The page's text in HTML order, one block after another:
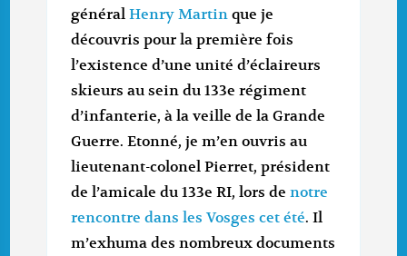
généralHenry Martin que je
découvris pour la première fois
l’existence d’une unité d’éclaireurs
skieurs au sein du 133e régiment
d’infanterie, à la veille de la Grande
Guerre. Etonné, je m’en ouvris au
lieutenant-colonel Pierret, président
de l’amicale du 133e RI, lors denotre
rencontre dans les Vosges cet été. Il
m’exhuma des nombreux documents